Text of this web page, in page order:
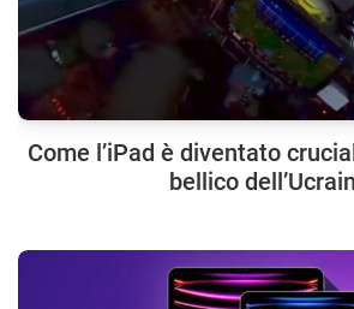
Come l’iPad è diventato
bellico